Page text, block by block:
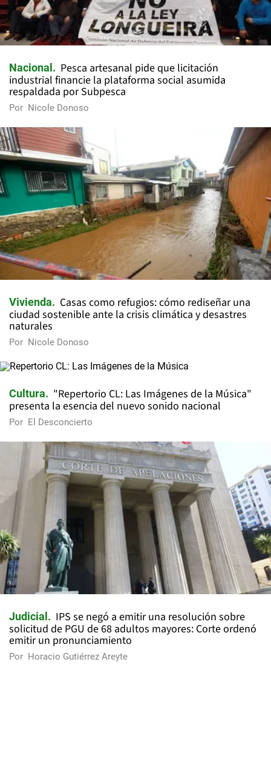
Nacional
Pesca artesanal pide que licitación
industrial financie la plataforma social asumida
respaldada por Subpesca
Por Nicole Donoso
Vivienda
Casas como refugios: cómo rediseñar una
ciudad sostenible ante la crisis climática y desastres
naturales
Por Nicole Donoso
Cultura
"Repertorio CL: Las Imágenes de la Música"
presenta la esencia del nuevo sonido nacional
Por El Desconcierto
Judicial
IPS se negó a emitir una resolución sobre
solicitud de PGU de 68 adultos mayores: Corte ordenó
emitir un pronunciamiento
Por Horacio Gutiérrez Areyte